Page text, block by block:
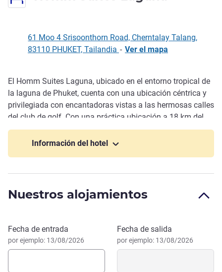
61 Moo 4 Srisoonthorn Road, Cherntalay Talang,
83110 PHUKET, Tailandia - Ver el mapa
Descripción
El Homm Suites Laguna, ubicado en el entorno tropical de
la laguna de Phuket, cuenta con una ubicación céntrica y
privilegiada con encantadoras vistas a las hermosas calles
del club de golf. Con una práctica ubicación a 18 km del
aeropuerto internacional de Phuket y a solo 25 minutos en
coche o taxi del hotel, este complejo cuenta con 79 suites
m².
Información del hotel
Nuestros alojamientos
Reservar este hotel
Fecha de entrada
por ejemplo: 13/08/2026
Fecha de salida
por ejemplo: 13/08/2026